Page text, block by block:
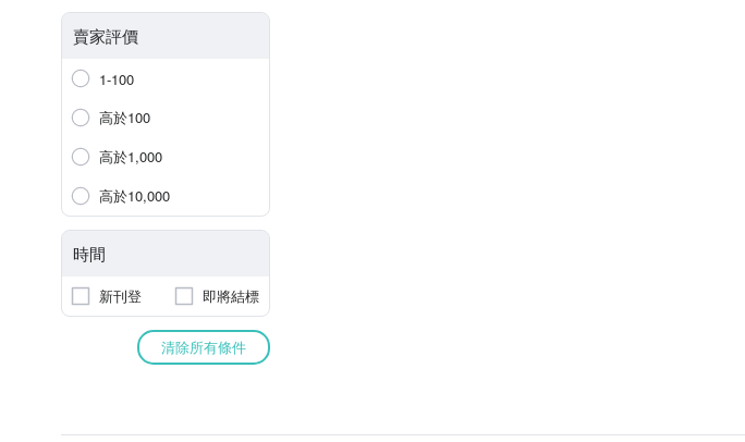
賣家評價
1-100
高於100
高於1,000
高於10,000
時間
新刊登 即將結標
清除所有條件